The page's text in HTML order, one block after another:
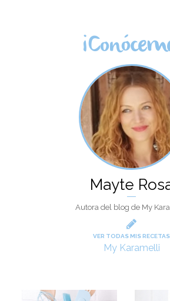
Mayte
Autora del blog de My
VER TODAS MIS RECETAS
My Karamelli